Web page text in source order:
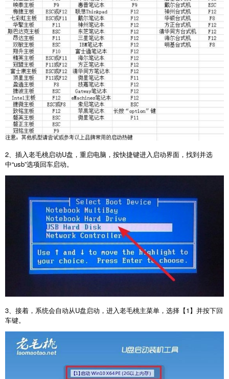
2、插入老毛桃启动U盘，重启电脑，按快捷键进入启动界面，找到并选
中“usb”选项回车启动。
3、接着，系统会自动从U盘启动，进入老毛桃主菜单，选择【1】并按下回
车键。